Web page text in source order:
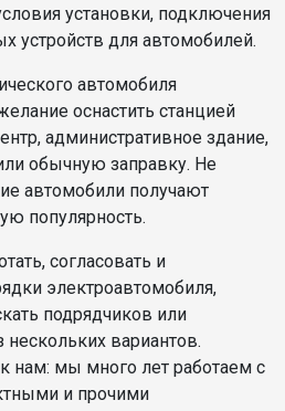
установки, подключения
устройств для автомобилей.
автомобиля
оснастить станцией
административное здание,
обычную заправку. Не
автомобили получают
популярность.
согласовать и
электроавтомобиля,
подрядчиков или
вариантов.
нам: мы много лет работаем с
и прочими